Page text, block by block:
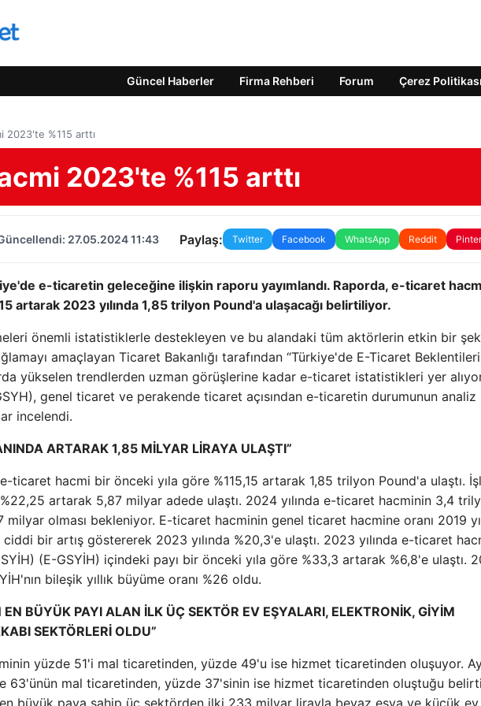
Güncel Haberler Firma Rehberi Forum Çerez Politikası
2023'te %115 arttı
2023'te %115 arttı
27.05.2024 11:43 Paylaş: Twitter Facebook WhatsApp Reddit
e-ticaretin geleceğine ilişkin raporu yayımlandı. Raporda, e-ticaret
artarak 2023 yılında 1,85 trilyon Pound'a ulaşacağı belirtiliyor.
önemli istatistiklerle destekleyen ve bu alandaki tüm aktörlerin etkin bir
amaçlayan Ticaret Bakanlığı tarafından “Türkiye'de E-Ticaret Beklentileri
yükselen trendlerden uzman görüşlerine kadar e-ticaret istatistikleri yer
genel ticaret ve perakende ticaret açısından e-ticaretin durumunun analiz
incelendi.
ARTARAK 1,85 MİLYAR LİRAYA ULAŞTI”
ticaret hacmi bir önceki yıla göre %115,15 artarak 1,85 trilyon Pound'a ulaştı.
%22,25 artarak 5,87 milyar adede ulaştı. 2024 yılında e-ticaret hacminin 3,4
milyar olması bekleniyor. E-ticaret hacminin genel ticaret hacmine oranı 2019
ciddi bir artış göstererek 2023 yılında %20,3'e ulaştı. 2023 yılında e-ticaret
(E-GSYİH) içindeki payı bir önceki yıla göre %33,3 artarak %6,8'e ulaştı.
bileşik yıllık büyüme oranı %26 oldu.
BÜYÜK PAYI ALAN İLK ÜÇ SEKTÖR EV EŞYALARI, ELEKTRONİK, GİYİM
SEKTÖRLERİ OLDU”
yüzde 51'i mal ticaretinden, yüzde 49'u ise hizmet ticaretinden oluşuyor.
63'ünün mal ticaretinden, yüzde 37'sinin ise hizmet ticaretinden oluştuğu
en büyük paya sahip üç sektörden ilki 233 milyar lirayla beyaz eşya ve küçük ev